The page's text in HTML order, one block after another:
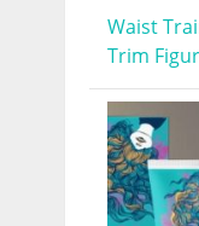
Waist
Trim